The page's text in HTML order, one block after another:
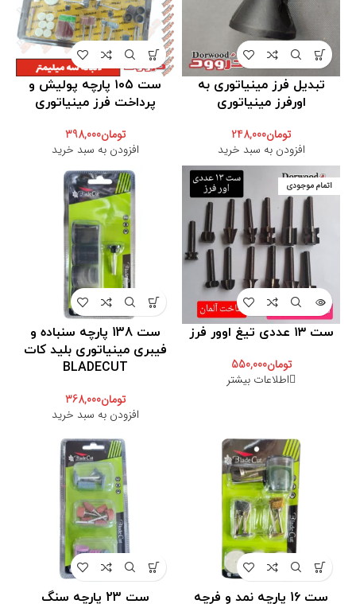
تبدیل فرز مینیاتوری به
اورفرز مینیاتوری
تومان248,000
افزودن به سبد خرید
ست ۱۰۵ پارچه پولیش و
پرداخت فرز مینیاتوری
تومان398,000
افزودن به سبد خرید
اتمام موجودی
ست ۱۳ عددی تیغ اوور فرز
تومان550,000
اطلاعات بیشتر
ست 138 پارچه سنباده و
فیبری مینیاتوری بلید کات
BLADECUT
تومان368,000
افزودن به سبد خرید
ست 16 پارچه نمد و فرچه ست 23 پارچه سنگ